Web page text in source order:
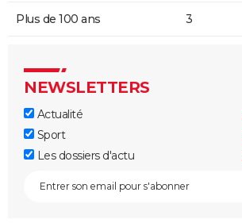
Plus de 100 ans 3
NEWSLETTERS
Actualité
Sport
Les dossiers d'actu